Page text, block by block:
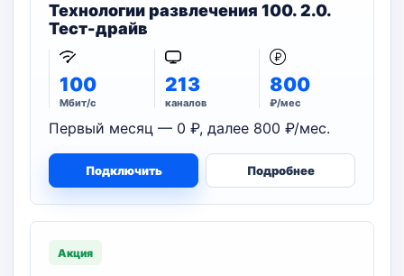
Технологии развлечения 100. 2.0.
Тест-драйв
100
Мбит/с
213
каналов
800
₽/мес
Первый месяц — 0 ₽, далее 800 ₽/мес.
Подключить Подробнее
Акция